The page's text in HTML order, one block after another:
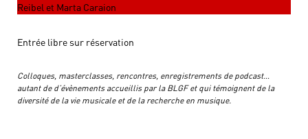
Reibel et Marta Caraion
Entrée libre sur réservation
Colloques, masterclasses, rencontres, enregistrements de podcast…
autant de d’évènements accueillis par la BLGF et qui témoignent de la
diversité de la vie musicale et de la recherche en musique.